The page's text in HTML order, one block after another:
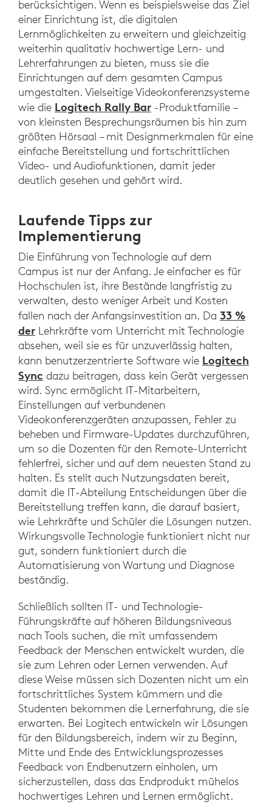
berücksichtigen. Wenn es beispielsweise das Ziel
einer Einrichtung ist, die digitalen
Lernmöglichkeiten zu erweitern und gleichzeitig
weiterhin qualitativ hochwertige Lern- und
Lehrerfahrungen zu bieten, muss sie die
Einrichtungen auf dem gesamten Campus
umgestalten. Vielseitige Videokonferenzsysteme
wie die Logitech Rally Bar -Produktfamilie –
von kleinsten Besprechungsräumen bis hin zum
größten Hörsaal – mit Designmerkmalen für eine
einfache Bereitstellung und fortschrittlichen
Video- und Audiofunktionen, damit jeder
deutlich gesehen und gehört wird.
Laufende Tipps zur
Implementierung
Die Einführung von Technologie auf dem
Campus ist nur der Anfang. Je einfacher es für
Hochschulen ist, ihre Bestände langfristig zu
verwalten, desto weniger Arbeit und Kosten
fallen nach der Anfangsinvestition an. Da 33 %
der Lehrkräfte vom Unterricht mit Technologie
absehen, weil sie es für unzuverlässig halten,
kann benutzerzentrierte Software wie Logitech
Sync dazu beitragen, dass kein Gerät vergessen
wird. Sync ermöglicht IT-Mitarbeitern,
Einstellungen auf verbundenen
Videokonferenzgeräten anzupassen, Fehler zu
beheben und Firmware-Updates durchzuführen,
um so die Dozenten für den Remote-Unterricht
fehlerfrei, sicher und auf dem neuesten Stand zu
halten. Es stellt auch Nutzungsdaten bereit,
damit die IT-Abteilung Entscheidungen über die
Bereitstellung treffen kann, die darauf basiert,
wie Lehrkräfte und Schüler die Lösungen nutzen.
Wirkungsvolle Technologie funktioniert nicht nur
gut, sondern funktioniert durch die
Automatisierung von Wartung und Diagnose
beständig.
Schließlich sollten IT- und Technologie-
Führungskräfte auf höheren Bildungsniveaus
nach Tools suchen, die mit umfassendem
Feedback der Menschen entwickelt wurden, die
sie zum Lehren oder Lernen verwenden. Auf
diese Weise müssen sich Dozenten nicht um ein
fortschrittliches System kümmern und die
Studenten bekommen die Lernerfahrung, die sie
erwarten. Bei Logitech entwickeln wir Lösungen
für den Bildungsbereich, indem wir zu Beginn,
Mitte und Ende des Entwicklungsprozesses
Feedback von Endbenutzern einholen, um
sicherzustellen, dass das Endprodukt mühelos
hochwertiges Lehren und Lernen ermöglicht.